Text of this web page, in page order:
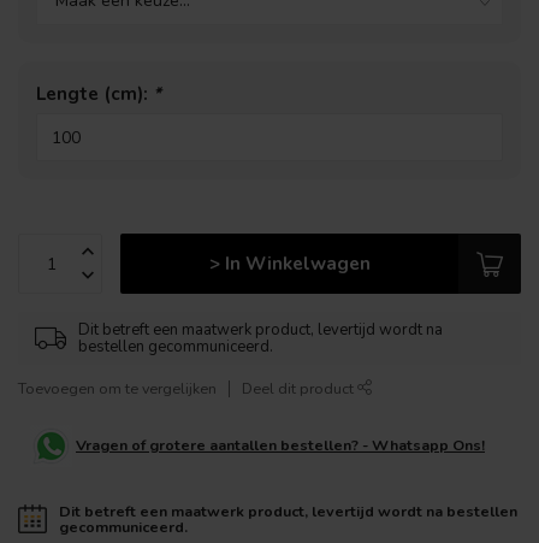
Lengte (cm): *
> In Winkelwagen
Dit betreft een maatwerk product, levertijd wordt na
bestellen gecommuniceerd.
Toevoegen om te vergelijken Deel dit product
Vragen of grotere aantallen bestellen? - Whatsapp Ons!
Dit betreft een maatwerk product, levertijd wordt na bestellen
gecommuniceerd.